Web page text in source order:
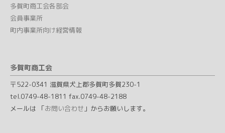
多賀町商工会各部会
会員事業所
町内事業所向け経営情報
多賀町商工会
〒522-0341 滋賀県犬上郡多賀町多賀230-1
tel.0749-48-1811 fax.0749-48-2188
メールは 「お問い合わせ 」からお願いします。